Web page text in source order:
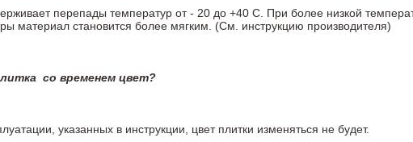
перепады температур от - 20 до +40 С. При более низкой
материал становится более мягким. (См. инструкцию производителя)
со временем цвет?
указанных в инструкции, цвет плитки изменяться не будет.